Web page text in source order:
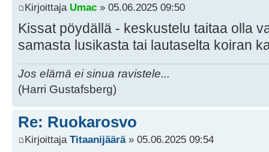
Kirjoittaja Umac » 05.06.2025 09:50
Kissat pöydällä - keskustelu taitaa olla
samasta lusikasta tai lautaselta koiran
Jos elämä ei sinua ravistele...
(Harri Gustafsberg)
Re: Ruokarosvo
Kirjoittaja Titaanijäärä» 05.06.2025 09:54